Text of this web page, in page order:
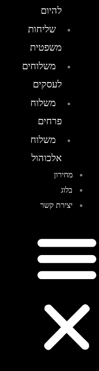
להיום
שליחות
משפטית
משלוחים
לעסקים
משלוח
פרחים
משלוח
אלכוהול
מחירון
בלוג
יצירת קשר